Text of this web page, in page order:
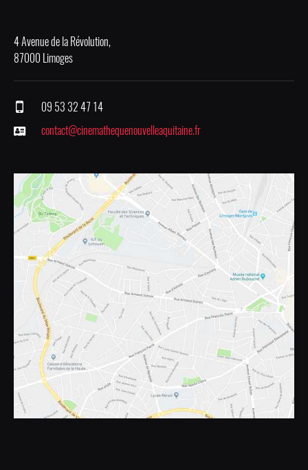
4 Avenue de la Révolution,
87000 Limoges
09 53 32 47 14
contact@cinemathequenouvelleaquitaine.fr